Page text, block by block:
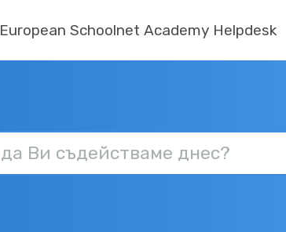
European Schoolnet Academy Helpdesk